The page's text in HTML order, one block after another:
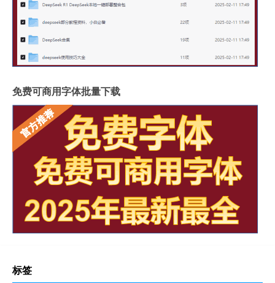
免费可商用字体批量下载
标签